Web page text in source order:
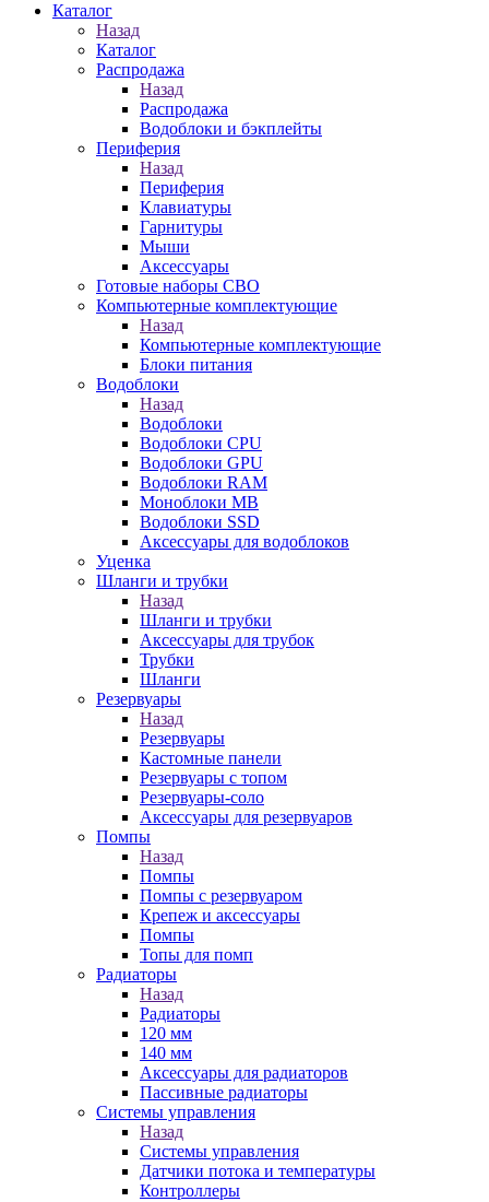
Каталог
Назад
Каталог
Распродажа
Назад
Распродажа
Водоблоки и бэкплейты
Периферия
Назад
Периферия
Клавиатуры
Гарнитуры
Мыши
Аксессуары
Готовые наборы СВО
Компьютерные комплектующие
Назад
Компьютерные комплектующие
Блоки питания
Водоблоки
Назад
Водоблоки
Водоблоки CPU
Водоблоки GPU
Водоблоки RAM
Моноблоки MB
Водоблоки SSD
Аксессуары для водоблоков
Уценка
Шланги и трубки
Назад
Шланги и трубки
Аксессуары для трубок
Трубки
Шланги
Резервуары
Назад
Резервуары
Кастомные панели
Резервуары с топом
Резервуары-соло
Аксессуары для резервуаров
Помпы
Назад
Помпы
Помпы с резервуаром
Крепеж и аксессуары
Помпы
Топы для помп
Радиаторы
Назад
Радиаторы
120 мм
140 мм
Аксессуары для радиаторов
Пассивные радиаторы
Системы управления
Назад
Системы управления
Датчики потока и температуры
Контроллеры